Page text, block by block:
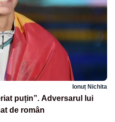
Ionuț Nichita
puțin”. Adversarul lui
de român